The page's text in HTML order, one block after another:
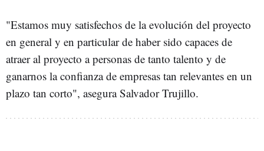
"Estamos muy satisfechos de la evolución del proyecto
en general y en particular de haber sido capaces de
atraer al proyecto a personas de tanto talento y de
ganarnos la confianza de empresas tan relevantes en un
plazo tan corto", asegura Salvador Trujillo.